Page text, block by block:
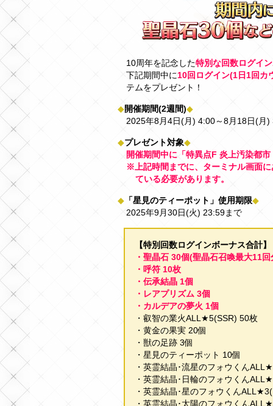
10周年を記念した特別な回数ログイ
下記期間中に10回ログイン(1日1回カ
テムをプレゼント！
◆開催期間(2週間)◆
2025年8月4日(月) 4:00～8月18日(月)
◆プレゼント対象◆
開催期間中に「特異点F 炎上汚染都
※上記時間までに、ターミナル画面
ている必要があります。
◆ 「星見のティーポット」使用期限◆
2025年9月30日(火) 23:59まで
【特別回数ログインボーナス合計】
・聖晶石 30個(聖晶石召喚最大11回
・呼符 10枚
・伝承結晶 1個
・レアプリズム 3個
・カルデアの夢火 1個
・叡智の業火ALL★5(SSR) 50枚
・黄金の果実 20個
・獣の足跡 3個
・星見のティーポット 10個
・英霊結晶･流星のフォウくん
・英霊結晶･日輪のフォウくん
・英霊結晶･星のフォウくん
・英霊結晶･太陽のフォウくん